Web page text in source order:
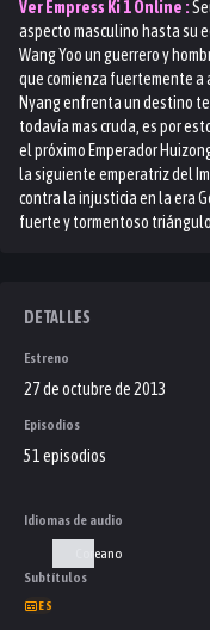
Ver Empress Ki 1Online :
aspecto masculino hasta su
Wang Yoo un guerrero y
que comienza fuertemente a
Nyang enfrenta un destino
todavía mas cruda, es por
el próximo Emperador
la siguiente emperatriz del
contra la injusticia en la era
fuerte y tormentoso
DETALLES
Estreno
27 de octubre de 2013
Episodios
51 episodios
Idiomas de audio
Coreano
Subtítulos
ES